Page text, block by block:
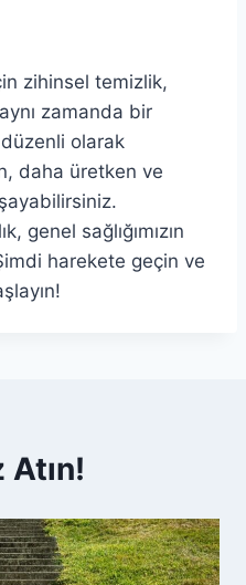
zihinsel temizlik,
zamanda bir
olarak
daha üretken ve
genel sağlığımızın
harekete geçin ve
Atın!